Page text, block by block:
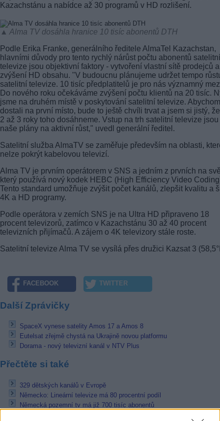
Kazachstánu a nabídce až 30 programů v HD rozlišení.
▲ Alma TV dosáhla hranice 10 tisíc abonentů DTH
Podle Erika Franke, generálního ředitele AlmaTel Kazachstan,
hlavními důvody pro tento rychlý nárůst počtu abonentů satelitní
televize jsou objektivní faktory - vytvoření vlastní sítě prodejců a
zvýšení HD obsahu. "V budoucnu plánujeme udržet tempo
satelitní televize. 10 tisíc předplatitelů je pro nás významný
Do nového roku očekáváme zvýšení počtu klientů na 20 tisíc.
jsme na druhém místě v poskytování satelitní televize.
dostali na první místo, bude to ještě chvíli trvat a jsem si jistý,
2 až 3 roky toho dosáhneme. Vstup na trh satelitní televize jsou
naše plány na aktivní růst," uvedl generální ředitel.
Satelitní služba AlmaTV se zaměřuje především na oblasti,
nelze pokrýt kabelovou televizí.
Alma TV je prvním operátorem v SNS a jedním z prvních na
který používá nový kodek HEBC (High Efficiency Video
Tento standard umožňuje zvýšit počet kanálů, zlepšit kvalitu a
4K a HD programy.
Podle operátora v zemích SNS je na Ultra HD připraveno 18
procent televizorů, zatímco v Kazachstánu 30 až 40 procent
televizních přijímačů. A zájem o 4K televizory stále roste.
Satelitní televize Alma TV se vysílá přes družici Kazsat 3
FACEBOOK TWITTER
Další Zprávičky
SpaceX vynese satelity Amos 17 a Amos 8
Eutelsat zřejmě chystá na Ukrajině novou platformu
Dorama - nový televizní kanál v NTV Plus
Přečtěte si také
329 dětských kanálů v Evropě
Německo: Lineární televize má 80 procentní podíl
Německá pozemní tv má již 700 tisíc abonentů